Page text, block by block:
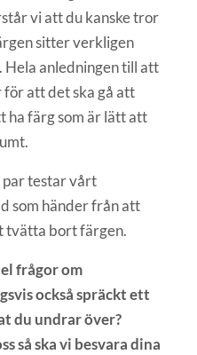
vi att du kanske tror
sitter verkligen
Hela anledningen till att
att det ska gå att
ha färg som är lätt att
testar vårt
som händer från att
tvätta bort färgen.
frågor om
också spräckt ett
du undrar över?
så ska vi besvara dina